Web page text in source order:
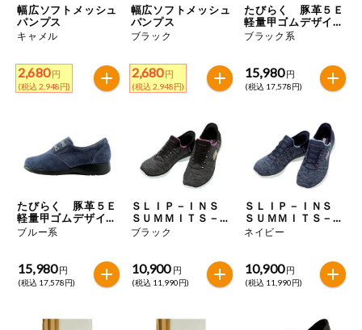
先着限定から探す
食品から探す
家庭用品から探す
目的から探す
毎週自動お届け商品を確認する
毎週自動お届け商品を修正する
ミールキット
など
レトルト・缶
詰・瓶詰
し・油・ルー
おやつ
飲料
酒・ノンアル
アレルゲン情報
を検索できます。
卵
落花生 えび かに くるみ
特定原材料に準ずるもの
カシューナッツ
幅広ソフトメッシュ
パンプス
キャメル
2,680 円
(税込 2,948円)
幅広ソフトメッシュ
パンプス
ブラック
2,680 円
(税込 2,948円)
たびらく 豚革５Ｅ
軽量甲ゴムデザイン
シューズ
ブラック系
15,980 円
(税込 17,578円)
たびらく 豚革５Ｅ
軽量甲ゴムデザイン
シューズ
ブルー系
15,980 円
(税込 17,578円)
ＳＬＩＰ－ＩＮＳ
ＳＵＭＭＩＴＳ－Ｄ
ＡＺＺＬＩＮＧ－Ｈ
ＡＺＥ
ブラック
10,900 円
(税込 11,990円)
ＳＬＩＰ－ＩＮＳ
ＳＵＭＭＩＴＳ－Ｄ
ＡＺＺＬＩＮＧ－Ｈ
ＡＺＥ
ネイビー
10,900 円
(税込 11,990円)